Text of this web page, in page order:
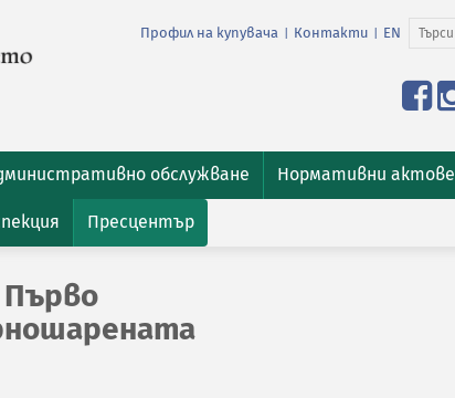
Профил на купувача Контакти EN
обслужване Нормативни актове
Пресцентър